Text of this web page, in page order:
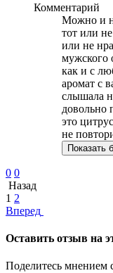
Комментарий
Можно и
тот или
или не
мужского
как и с
аромат с
слышала
довольно
это
не
Показать
0 0
Назад
1 2
Вперед
Оставить отзыв на
Поделитесь мнением